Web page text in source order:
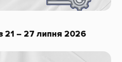
21 – 27 липня 2026